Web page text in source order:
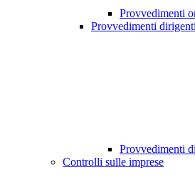
Provvedimenti
Provvedimenti
Provvedimenti
Controlli sulle imprese